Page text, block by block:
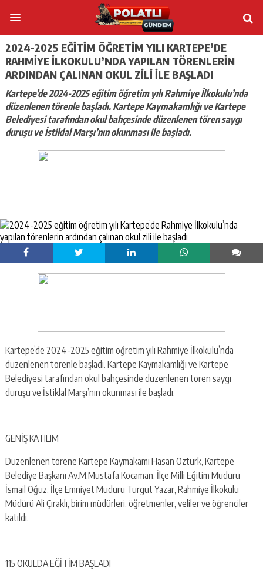
2024-2025 EĞITIM ÖĞRETIM YILI KARTEPE’DE
RAHMIYE İLKOKULU’NDA YAPILAN TÖRENLERIN
ARDINDAN ÇALINAN OKUL ZILI ILE BAŞLADI
Kartepe’de 2024-2025 eğitim öğretim yılı Rahmiye İlkokulu’nda
düzenlenen törenle başladı. Kartepe Kaymakamlığı ve Kartepe
Belediyesi tarafından okul bahçesinde düzenlenen tören saygı
duruşu ve İstiklal Marşı’nın okunması ile başladı.
Kartepe’de 2024-2025 eğitim öğretim yılı Rahmiye İlkokulu’nda
düzenlenen törenle başladı. Kartepe Kaymakamlığı ve Kartepe
Belediyesi tarafından okul bahçesinde düzenlenen tören saygı
duruşu ve İstiklal Marşı’nın okunması ile başladı.
GENİŞ KATILIM
Düzenlenen törene Kartepe Kaymakamı Hasan Öztürk, Kartepe
Belediye Başkanı Av.M.Mustafa Kocaman, İlçe Milli Eğitim Müdürü
İsmail Oğuz, İlçe Emniyet Müdürü Turgut Yazar, Rahmiye İlkokulu
Müdürü Ali Çıraklı, birim müdürleri, öğretmenler, veliler ve öğrenciler
katıldı.
115 OKULDA EĞİTİM BAŞLADI